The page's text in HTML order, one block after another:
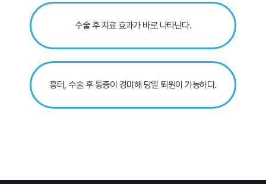
수술 후 치료 효과가 바로 나타난다.
흉터, 수술 후 통증이 경미해 당일 퇴원이 가능하다.